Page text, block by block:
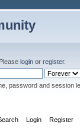
Pleaselogin orregister.
password and session
Login Register